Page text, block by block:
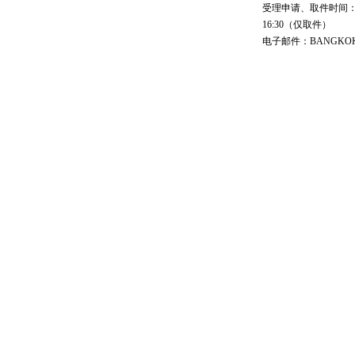
受理申请、取件时间
16:30（仅取件）
电子邮件：